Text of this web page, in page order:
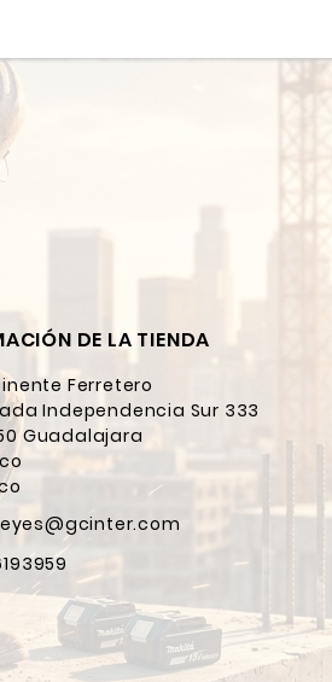
DE LA TIENDA
Ferretero
Independencia Sur 333
Guadalajara